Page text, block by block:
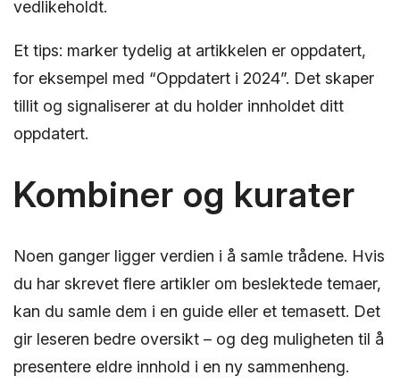
vedlikeholdt.
Et tips: marker tydelig at artikkelen er oppdatert,
for eksempel med “Oppdatert i 2024”. Det skaper
tillit og signaliserer at du holder innholdet ditt
oppdatert.
Kombiner og kurater
Noen ganger ligger verdien i å samle trådene. Hvis
du har skrevet flere artikler om beslektede temaer,
kan du samle dem i en guide eller et temasett. Det
gir leseren bedre oversikt – og deg muligheten til å
presentere eldre innhold i en ny sammenheng.